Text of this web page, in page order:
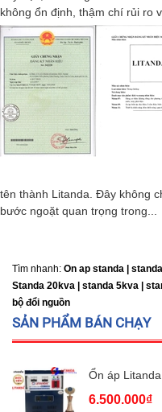
không ổn định, thậm chí rủi ro
tên thành Litanda. Đây không
bước ngoặt quan trọng trong...
Tìm nhanh: On ap standa |
Standa 20kva |
standa 5kva |
bộ đổi nguồn
SẢN PHẨM BÁN CHẠY
Ổn áp Litanda
6.500.000₫